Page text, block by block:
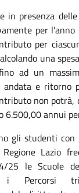
in presenza
per
per
una
ad un
andata e ritorno
non potrà,
6.500,00 annui
gli studenti
Lazio
25 le Scuole
Percorsi